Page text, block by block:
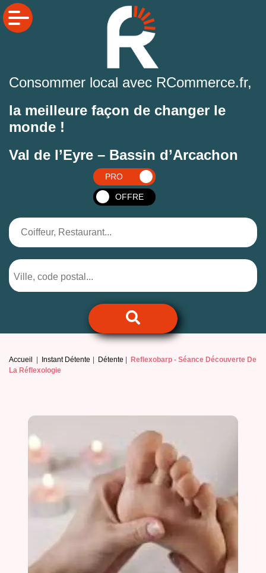
Consommer local avec RCommerce.fr,
la meilleure façon de changer le
monde !
Val de l’Eyre – Bassin d’Arcachon
PRO
OFFRE
Accueil Instant Détente Détente Reflexobarp -Séance Découverte De
La Réflexologie